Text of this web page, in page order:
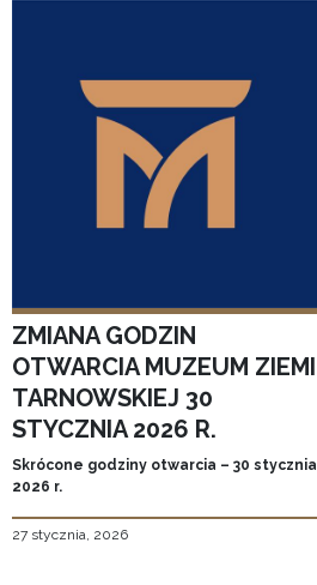
ZMIANA GODZIN
OTWARCIA MUZEUM ZIEMI
TARNOWSKIEJ 30
STYCZNIA 2026 R.
Skrócone godziny otwarcia – 30 stycznia
2026 r.
27 stycznia, 2026